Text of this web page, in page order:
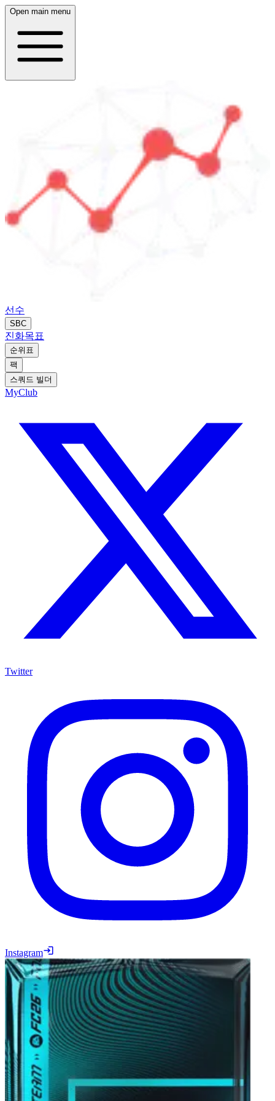
Open main menu
선수
SBC
진화목표
순위표
팩
스쿼드 빌더
MyClub
Twitter
Instagram